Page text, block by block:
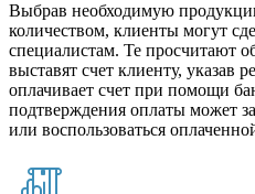
Выбрав необходимую
количеством, клиенты могут
специалистам. Те просчитают
выставят счет клиенту, указав
оплачивает счет при помощи
подтверждения оплаты может
или воспользоваться